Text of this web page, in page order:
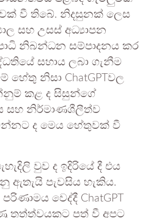
වී තිබේ. නිදසුනක් ලෙස
සහ උසස් අධ්‍යාපන
නිබන්ධන සම්පාදනය කර
සහාය ලබා ගැනීම
නිසා ChatGPTවල
කළ ද සිසුන්ගේ
සහ නිර්මාණශීලීත්ව
ද මෙය හේතුවක් වී
වුව ද ඉදිරියේ දී එය
ඇතැයි පැවසිය හැකිය.
වෙද්දී ChatGPT
තත්ත්වයකට පත් වී අපට